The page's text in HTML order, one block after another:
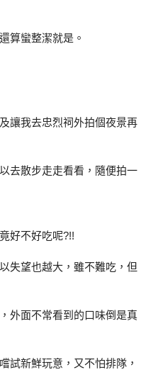
算蠻整潔就是。
讓我去忠烈祠外拍個夜景再
去散步走走看看，隨便拍一
好不好吃呢?!!
失望也越大，雖不難吃，但
外面不常看到的口味倒是真
試新鮮玩意，又不怕排隊，